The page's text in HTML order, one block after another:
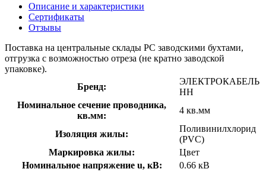
Описание и характеристики
Сертификаты
Отзывы
Поставка на центральные склады РС заводскими бухтами,
отгрузка с возможностью отреза (не кратно заводской
упаковке).
Бренд:
ЭЛЕКТРОКАБЕЛЬ
НН
Номинальное сечение проводника,
кв.мм:
4 кв.мм
Изоляция жилы:
Поливинилхлорид
(PVC)
Маркировка жилы:
Цвет
Номинальное напряжение u, кВ:
0.66 кВ